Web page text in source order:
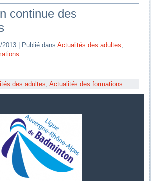
continue des
2013 Publié dans Actualités des adultes,
des adultes,Actualités des formations